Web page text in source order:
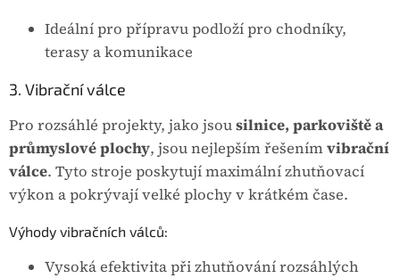
Ideální pro přípravu podloží pro chodníky,
terasy a komunikace
3. Vibrační válce
Pro rozsáhlé projekty, jako jsousilnice, parkoviště a
průmyslové plochy, jsou nejlepším řešenímvibrační
válce. Tyto stroje poskytují maximální zhutňovací
výkon a pokrývají velké plochy v krátkém čase.
Výhody vibračních válců:
Vysoká efektivita při zhutňování rozsáhlých